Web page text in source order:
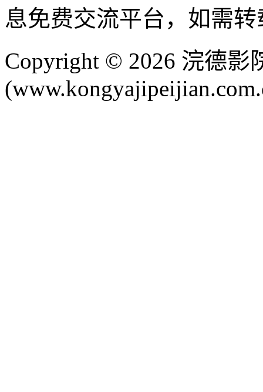
息免费交流平台，如需
Copyright © 2026 浣德影